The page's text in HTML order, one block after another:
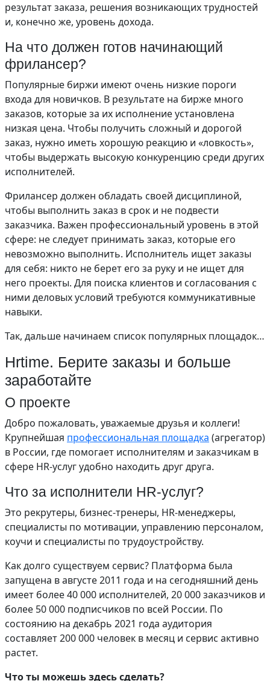
результат заказа, решения возникающих трудностей
и, конечно же, уровень дохода.
На что должен готов начинающий
фрилансер?
Популярные биржи имеют очень низкие пороги
входа для новичков. В результате на бирже много
заказов, которые за их исполнение установлена
низкая цена. Чтобы получить сложный и дорогой
заказ, нужно иметь хорошую реакцию и «ловкость»,
чтобы выдержать высокую конкуренцию среди других
исполнителей.
Фрилансер должен обладать своей дисциплиной,
чтобы выполнить заказ в срок и не подвести
заказчика. Важен профессиональный уровень в этой
сфере: не следует принимать заказ, которые его
невозможно выполнить. Исполнитель ищет заказы
для себя: никто не берет его за руку и не ищет для
него проекты. Для поиска клиентов и согласования с
ними деловых условий требуются коммуникативные
навыки.
Так, дальше начинаем список популярных площадок…
Hrtime. Берите заказы и больше
заработайте
О проекте
Добро пожаловать, уважаемые друзья и коллеги!
Крупнейшая профессиональная площадка (агрегатор)
в России, где помогает исполнителям и заказчикам в
сфере HR-услуг удобно находить друг друга.
Что за исполнители HR-услуг?
Это рекрутеры, бизнес-тренеры, HR-менеджеры,
специалисты по мотивации, управлению персоналом,
коучи и специалисты по трудоустройству.
Как долго существуем сервис? Платформа была
запущена в августе 2011 года и на сегодняшний день
имеет более 40 000 исполнителей, 20 000 заказчиков и
более 50 000 подписчиков по всей России. По
состоянию на декабрь 2021 года аудитория
составляет 200 000 человек в месяц и сервис активно
растет.
Что ты можешь здесь сделать?